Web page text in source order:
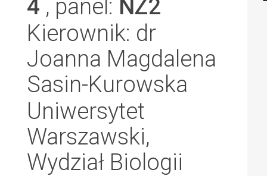
4 , panel: NZ2
Kierownik: dr
Joanna Magdalena
Sasin-Kurowska
Uniwersytet
Warszawski,
Wydział Biologii